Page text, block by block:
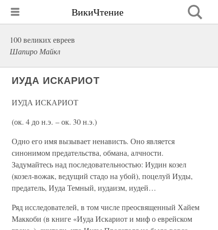
ВикиЧтение
100 великих евреев
Шапиро Майкл
ИУДА ИСКАРИОТ
ИУДА ИСКАРИОТ
(ок. 4 до н.э. – ок. 30 н.э.)
Одно его имя вызывает ненависть. Оно является
синонимом предательства, обмана, алчности.
Задумайтесь над последовательностью: Иудин козел
(козел-вожак, ведущий стадо на убой), поцелуй Иуды,
предатель, Иуда Темный, иудаизм, иудей…
Ряд исследователей, в том числе преосвященный Хайем
Маккоби (в книге «Иуда Искариот и миф о еврейском